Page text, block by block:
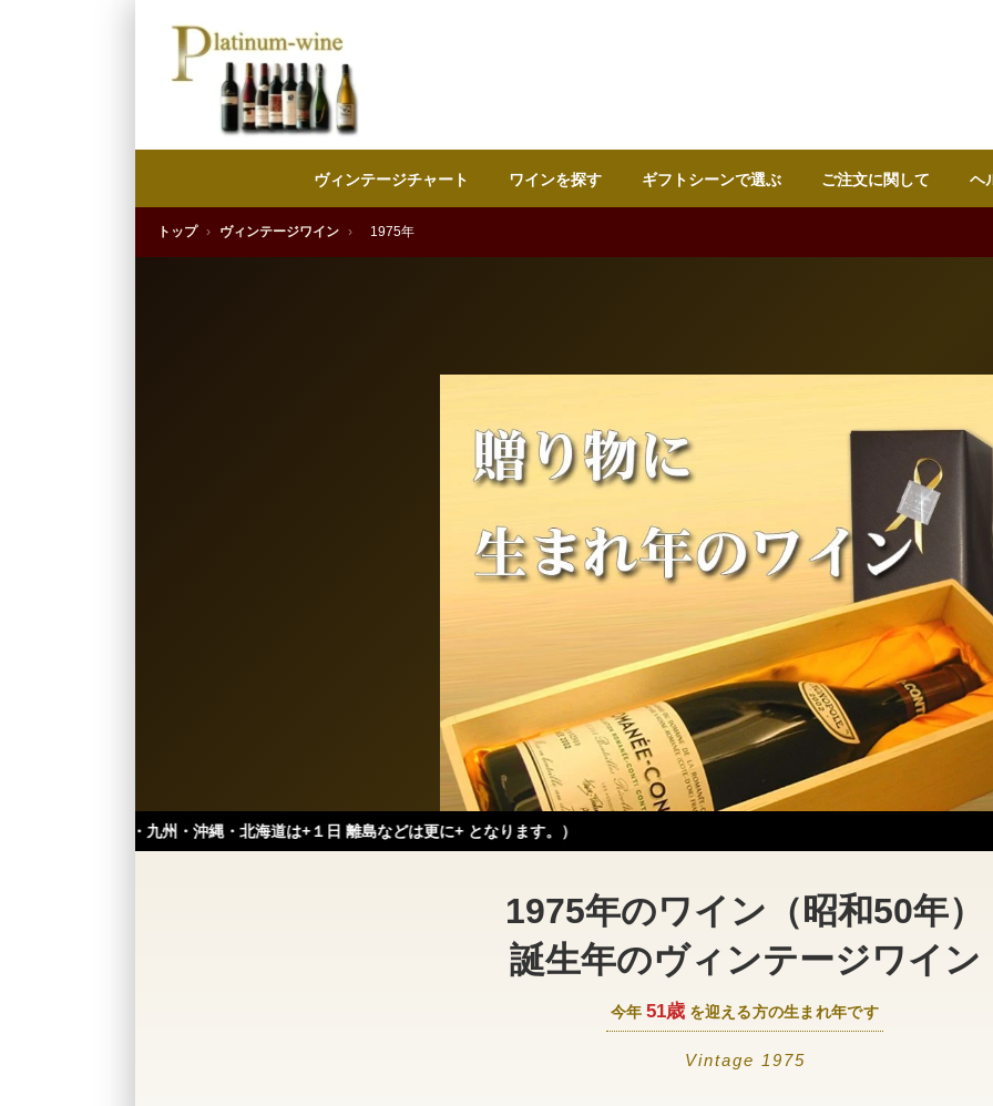
ヴィンテージチャート ワインを探す ギフトシーンで選ぶ ご注文に関して ヘ
トップ › ヴィンテージワイン › 1975年
・沖縄・北海道は+１日 離島などは更に+ となります。）
1975年のワイン（昭和50年）
誕生年のヴィンテージワイン
今年 51歳 を迎える方の生まれ年です
Vintage 1975